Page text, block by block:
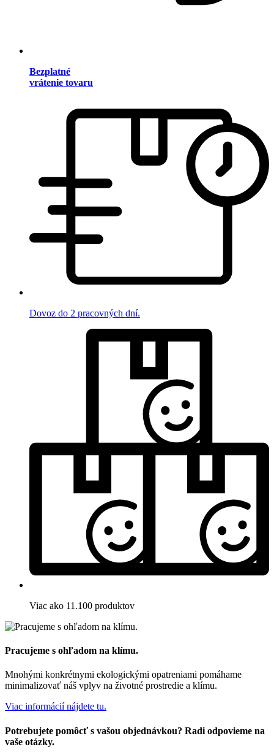
Bezplatné
vrátenie tovaru
Dovoz do 2 pracovných dní.
Viac ako 11.100 produktov
Pracujeme s ohľadom na klímu.
Mnohými konkrétnymi ekologickými opatreniami pomáhame
minimalizovať náš vplyv na životné prostredie a klímu.
Viac informácií nájdete tu.
Potrebujete pomôcť s vašou objednávkou? Radi odpovieme na
vaše otázky.